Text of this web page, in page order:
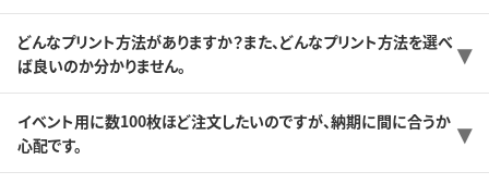
どんなプリント方法がありますか？また、どんなプリント方法を選べ
ば良いのか分かりません。
イベント用に数100枚ほど注文したいのですが、納期に間に合うか
心配です。